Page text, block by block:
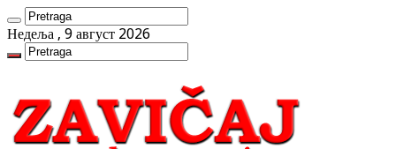
Недеља , 9 август 2026